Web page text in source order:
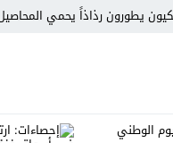
يطورون رذاذاً يحمي
عادل إمام رفض دور البطولة
من انفجار مرفأ بيروت: هل
والمصرية بعد حادثة دمياط